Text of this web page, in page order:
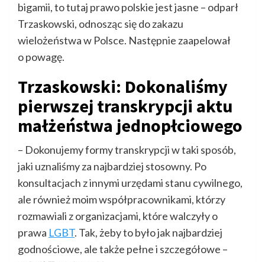
bigamii, to tutaj prawo polskie jest jasne – odparł
Trzaskowski, odnosząc się do zakazu
wielożeństwa w Polsce. Następnie zaapelował
o powagę.
Trzaskowski: Dokonaliśmy
pierwszej transkrypcji aktu
małżeństwa jednopłciowego
– Dokonujemy formy transkrypcji w taki sposób,
jaki uznaliśmy za najbardziej stosowny. Po
konsultacjach z innymi urzędami stanu cywilnego,
ale również moim współpracownikami, którzy
rozmawiali z organizacjami, które walczyły o
prawa LGBT. Tak, żeby to było jak najbardziej
godnościowe, ale także pełne i szczegółowe –